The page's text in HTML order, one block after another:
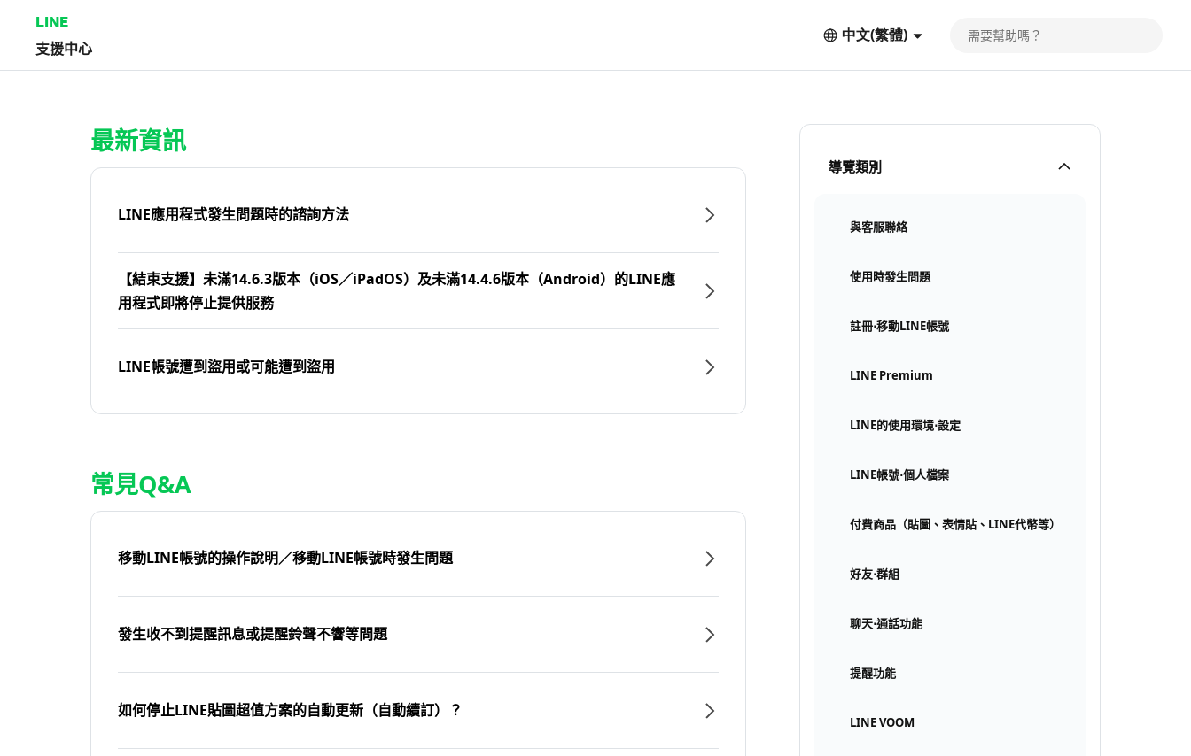
LINE
支援中心
中文(繁體)
導覽類別
與客服聯絡
使用時發生問題
註冊⋅移動LINE帳號
LINE Premium
LINE的使用環境⋅設定
LINE帳號⋅個人檔案
付費商品（貼圖、表情貼、LINE代幣等）
好友⋅群組
聊天⋅通話功能
提醒功能
LINE VOOM
最新資訊
LINE應用程式發生問題時的諮詢方法
【結束支援】未滿14.6.3版本（iOS／iPadOS）及未滿14.4.6版本（Android）的LINE應
用程式即將停止提供服務
LINE帳號遭到盜用或可能遭到盜用
常見Q&A
移動LINE帳號的操作說明／移動LINE帳號時發生問題
發生收不到提醒訊息或提醒鈴聲不響等問題
如何停止LINE貼圖超值方案的自動更新（自動續訂）？